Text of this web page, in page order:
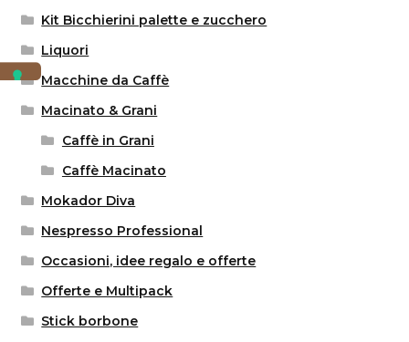
Kit Bicchierini palette e zucchero
Liquori
Macchine da Caffè
Macinato & Grani
Caffè in Grani
Caffè Macinato
Mokador Diva
Nespresso Professional
Occasioni, idee regalo e offerte
Offerte e Multipack
Stick borbone